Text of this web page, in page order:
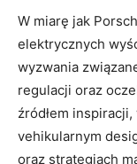
W miarę jak
elektrycznych
wyzwania
regulacji oraz
źródłem
vehikularnym
oraz strategiach